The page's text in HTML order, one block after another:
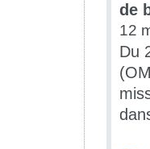
de
12
Du